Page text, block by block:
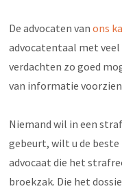
De advocaten vanons
advocatentaal met
verdachten zo goed
van informatie
Niemand wil in een
gebeurt, wilt u de beste
advocaat die het
broekzak. Die het